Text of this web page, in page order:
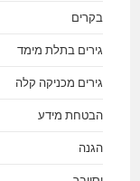
בקרים
גירים בתלת מימד
גירים מכניקה קלה
הבטחת מידע
הגנה